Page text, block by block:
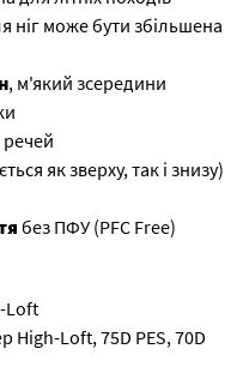
ніг може бути збільшена
, м'який зсередини
як зверху, так і знизу)
без ПФУ (PFC Free)
Loft
High-Loft, 75D PES, 70D